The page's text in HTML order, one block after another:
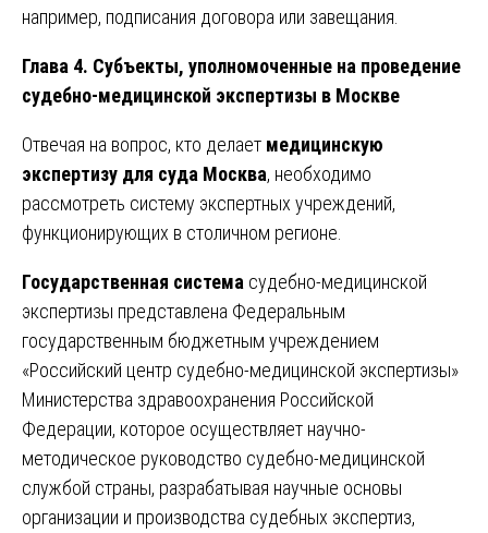
например, подписания договора или завещания.
Глава 4. Субъекты, уполномоченные на проведение
судебно-медицинской экспертизы в Москве
Отвечая на вопрос, кто делает медицинскую
экспертизу для суда Москва, необходимо
рассмотреть систему экспертных учреждений,
функционирующих в столичном регионе.
Государственная система судебно-медицинской
экспертизы представлена Федеральным
государственным бюджетным учреждением
«Российский центр судебно-медицинской экспертизы»
Министерства здравоохранения Российской
Федерации, которое осуществляет научно-
методическое руководство судебно-медицинской
службой страны, разрабатывая научные основы
организации и производства судебных экспертиз,